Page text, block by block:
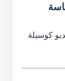
كوسيلة